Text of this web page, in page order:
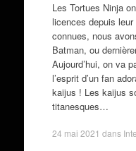
Les Tortues Ninja
licences depuis
connues, nous
Batman, ou
Aujourd’hui, on va
l’esprit d’un fan
kaijus ! Les kaijus
titanesques…
24 mai 2021 dans